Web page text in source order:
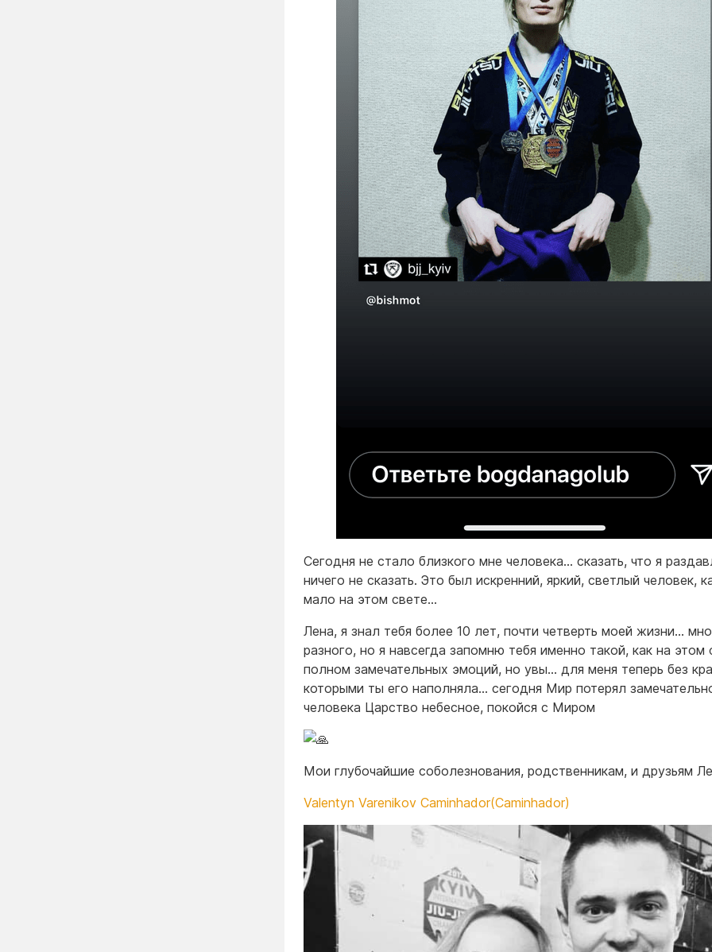
Сегодня не стало близкого мне человека… сказать, что я
ничего не сказать. Это был искренний, яркий, светлый человек,
мало на этом свете…
Лена, я знал тебя более 10 лет, почти четверть моей жизни…
разного, но я навсегда запомню тебя именно такой, как на этом
полном замечательных эмоций, но увы… для меня теперь без
которыми ты его наполняла… сегодня Мир потерял
человека Царство небесное, покойся с Миром
Мои глубочайшие соболезнования, родственникам, и друзьям
Valentyn Varenikov Caminhador(Caminhador)